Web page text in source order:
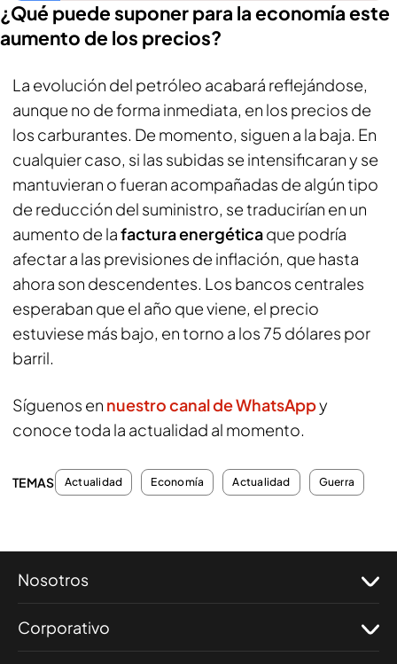
¿Qué puede suponer para la economía este
aumento de los precios?
La evolución del petróleo acabará reflejándose,
aunque no de forma inmediata, en los precios de
los carburantes. De momento, siguen a la baja. En
cualquier caso, si las subidas se intensificaran y se
mantuvieran o fueran acompañadas de algún tipo
de reducción del suministro, se traducirían en un
aumento de lafactura energéticaque podría
afectar a las previsiones de inflación, que hasta
ahora son descendentes. Los bancos centrales
esperaban que el año que viene, el precio
estuviese más bajo, en torno a los 75 dólares por
barril.
Síguenos en nuestro canal de WhatsAppy
conoce toda la actualidad al momento.
TEMAS Actualidad Economía Actualidad Guerra
Nosotros
Corporativo